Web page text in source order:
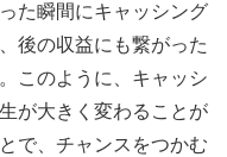
た瞬間にキャッシング
後の収益にも繋がった
このように、キャッシ
が大きく変わることが
で、チャンスをつかむ